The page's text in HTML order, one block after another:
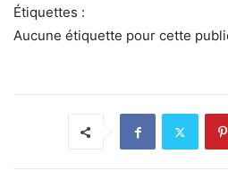
Étiquettes :
Aucune étiquette pour cette